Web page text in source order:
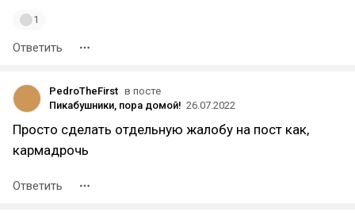
1
Ответить
PedroTheFirst в посте
Пикабушники, пора домой! 26.07.2022
Просто сделать отдельную жалобу на пост как,
кармадрочь
Ответить